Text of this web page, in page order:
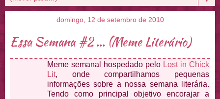
domingo, 12 de setembro de 2010
Essa Semana #2 ... (Meme Literário)
Meme semanal hospedado pelo Lost in Chick
Lit, onde compartilhamos pequenas
informações sobre a nossa semana literária.
Tendo como principal objetivo encorajar a